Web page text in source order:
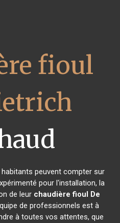
fioul
habitants peuvent compter sur
pour l'installation, la
de leur chaudière fioul De
de professionnels est à
à toutes vos attentes, que